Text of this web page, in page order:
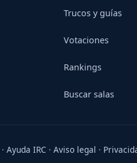
Trucos y guías
Votaciones
Rankings
Buscar salas
· Ayuda IRC · Aviso legal ·